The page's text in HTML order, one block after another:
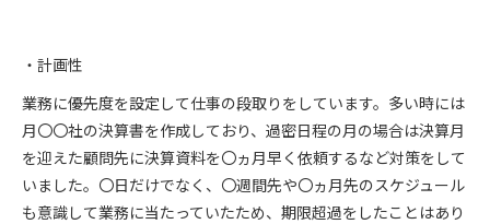
・計画性
業務に優先度を設定して仕事の段取りをしています。多い時には
月〇〇社の決算書を作成しており、過密日程の月の場合は決算月
を迎えた顧問先に決算資料を〇ヵ月早く依頼するなど対策をして
いました。〇日だけでなく、〇週間先や〇ヵ月先のスケジュール
も意識して業務に当たっていたため、期限超過をしたことはあり